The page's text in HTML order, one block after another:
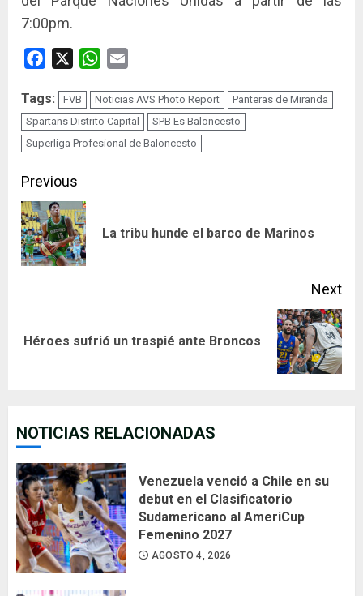
7:00pm.
Facebook WhatsApp
Tags: FVB Noticias AVS Photo Report
Panteras de Miranda
Spartans Distrito Capital
SPB Es Baloncesto
Superliga Profesional de Baloncesto
Continue
Reading
Previous
La tribu hunde el barco de Marinos
Next
Next
Héroes sufrió un traspié ante Broncos
NOTICIAS RELACIONADAS
Venezuela venció a Chile en su
debut en el Clasificatorio
Sudamericano al AmeriCup
Femenino 2027
AGOSTO 4, 2026